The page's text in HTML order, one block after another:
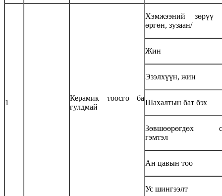
1
Керамик тоосго ба
гулдмай
Хэмжээний зөрүү
өргөн, зузаан/
Жин
Эзэлхүүн, жин
Шахалтын бат бэх
Зөвшөөрөгдөх
гэмтэл
Ан цавын тоо
Ус шингээлт